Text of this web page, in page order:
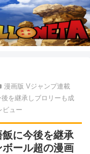
漫画版 Vジャンプ連載
を継承しブロリーも成
ビュー
に今後を継承
ール超の漫画